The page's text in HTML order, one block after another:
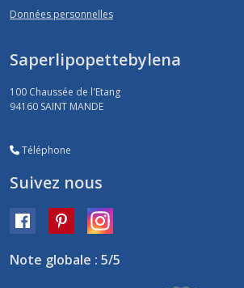
Données personnelles
Saperlipopettebylena
100 Chaussée de l'Etang
94160 SAINT MANDE
Téléphone
Suivez nous
Note globale : 5/5